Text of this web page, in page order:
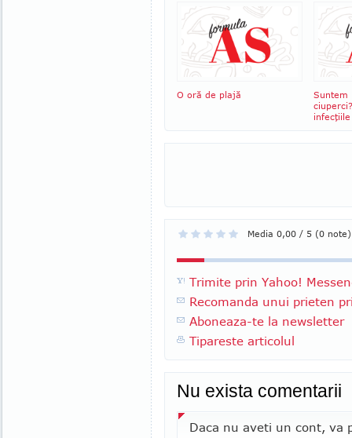
O oră de plajă
Suntem
Media 0,00 / 5 (0 note)
Trimite prin Yahoo!
Recomanda unui prieten
Aboneaza-te la newsletter
Tipareste articolul
Nu exista comentarii
Daca nu aveti un cont, va